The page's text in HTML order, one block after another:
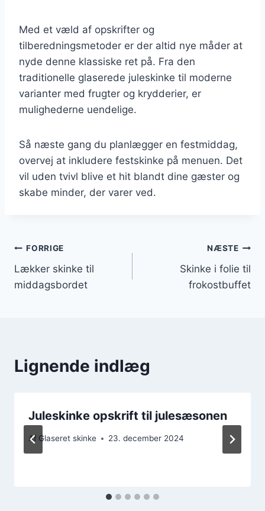
Med et væld af opskrifter og
tilberedningsmetoder er der altid nye måder at
nyde denne klassiske ret på. Fra den
traditionelle glaserede juleskinke til moderne
varianter med frugter og krydderier, er
mulighederne uendelige.
Så næste gang du planlægger en festmiddag,
overvej at inkludere festskinke på menuen. Det
vil uden tvivl blive et hit blandt dine gæster og
skabe minder, der varer ved.
Indlægsnavigation
FORRIGE
Lækker skinke til
middagsbordet
NÆSTE
Skinke i folie til
frokostbuffet
Lignende indlæg
Juleskinke opskrift til julesæsonen
Af Glaseret skinke 23. december 2024